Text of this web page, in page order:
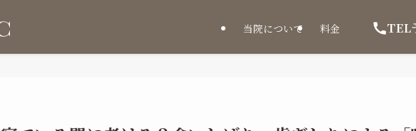
当院について 料金 TEL